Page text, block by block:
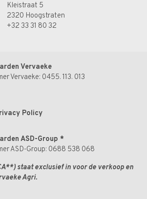
Kleistraat 5
2320 Hoogstraten
+32 33 31 80 32
Vervaeke
Vervaeke: 0455. 113. 013
Policy
ASD-Group *
ASD-Group: 0688 538 068
staat exclusief in voor de verkoop en
Agri.